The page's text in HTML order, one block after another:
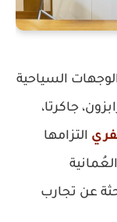
السياحية
جاكرتا،
التزامها
عن تجارب